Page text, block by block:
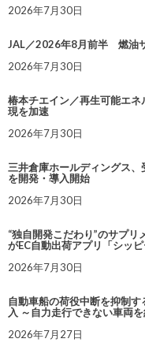
2026年7月30日
JAL／2026年8月前半 燃油
2026年7月30日
椿本チエイン／再生可能エ
現を加速
2026年7月30日
三井倉庫ホールディングス、
を開発・導入開始
2026年7月30日
“独自開発こだわり”のサプリ
がEC自動出荷アプリ「シッ
2026年7月30日
自動車船の荷役中断を抑制
入 ～自力走行できない車両
2026年7月27日